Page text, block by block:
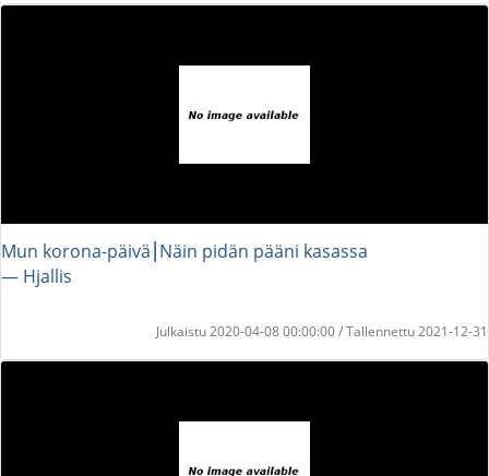
Mun korona-päivä⎮Näin pidän pääni kasassa
― Hjallis
Julkaistu 2020-04-08 00:00:00 / Tallennettu 2021-12-31